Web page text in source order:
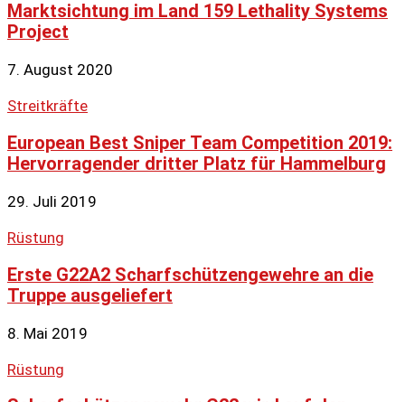
Marktsichtung im Land 159 Lethality Systems
Project
7. August 2020
Streitkräfte
European Best Sniper Team Competition 2019:
Hervorragender dritter Platz für Hammelburg
29. Juli 2019
Rüstung
Erste G22A2 Scharfschützengewehre an die
Truppe ausgeliefert
8. Mai 2019
Rüstung